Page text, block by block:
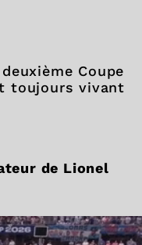
Coupe
toujours vivant
de Lionel